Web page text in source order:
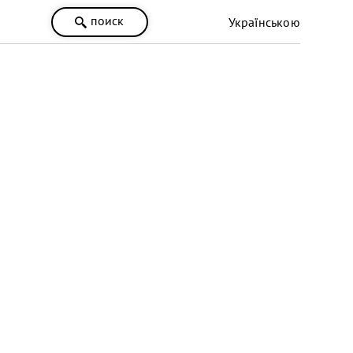
поиск Українською